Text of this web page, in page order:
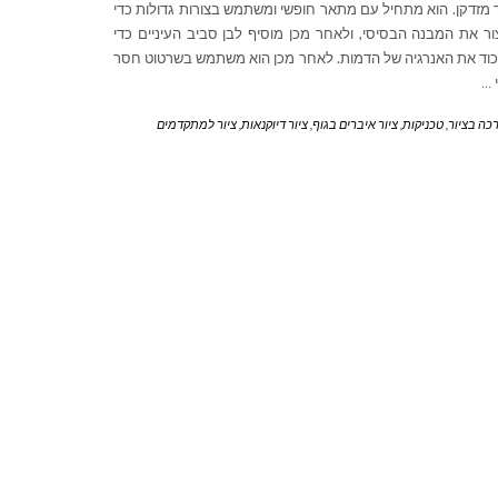
מזדקן. הוא מתחיל עם מתאר חופשי ומשתמש בצורות גדולות כדי
את המבנה הבסיסי, ולאחר מכן מוסיף לבן סביב העיניים כדי
את האנרגיה של הדמות. לאחר מכן הוא משתמש בשרטוט חסר
…
בציור טכניקות ציור איברים בגוף ציור דיוקנאות ציור למתקדמים